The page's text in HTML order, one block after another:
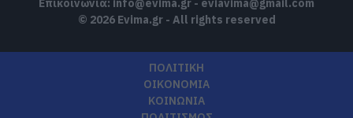
Επικοινωνία: info@evima.gr - eviavima@gmail.com
© 2026 Evima.gr - All rights reserved
ΠΟΛΙΤΙΚΗ
ΟΙΚΟΝΟΜΙΑ
ΚΟΙΝΩΝΙΑ